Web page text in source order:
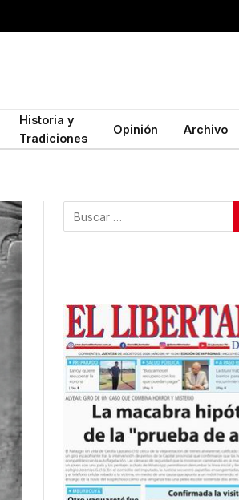
Historia y
Tradiciones
Opinión Archivo